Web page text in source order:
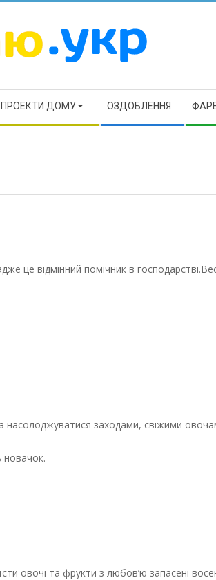
ПРОЕКТИ ДОМУ ОЗДОБЛЕННЯ
це відмінний помічник в
насолоджуватися заходами, свіжими
новачок.
овочі та фрукти з любов’ю запасені